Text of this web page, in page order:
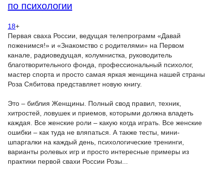
по психологии
18+
Первая сваха России, ведущая телепрограмм «Давай
поженимся!» и «Знакомство с родителями» на Первом
канале, радиоведущая, колумнистка, руководитель
благотворительного фонда, профессиональный психолог,
мастер спорта и просто самая яркая женщина нашей страны
Роза Сябитова представляет новую книгу.
Это – библия Женщины. Полный свод правил, техник,
хитростей, ловушек и приемов, которыми должна владеть
каждая. Все женские роли – какую когда играть. Все женские
ошибки – как туда не вляпаться. А также тесты, мини-
шпаргалки на каждый день, психологические тренинги,
варианты ролевых игр и просто интересные примеры из
практики первой свахи России Розы...